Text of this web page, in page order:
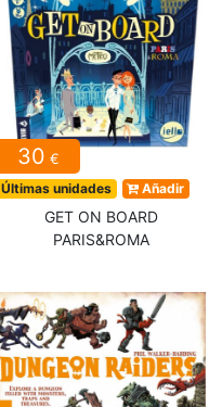
30 €
Últimas unidades Añadir
GET ON BOARD
PARIS&ROMA